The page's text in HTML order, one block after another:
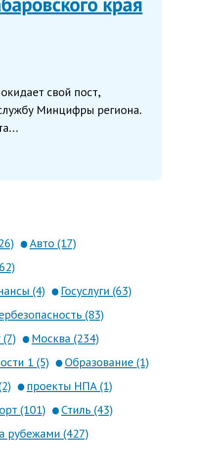
свой пост,
Минцифры региона.
Авто (17)
(4)
Госуслуги (63)
(83)
Москва (234)
1 (5)
Образование (1)
проекты НПА (1)
(101)
Стиль (43)
рубежами (427)